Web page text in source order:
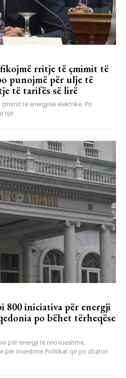
rritje të çmimit të
punojmë për ulje të
të tarifës së lirë
të energjisë elektrike. Po
800 iniciativa për energji
po bëhet tërheqëse
për energji të rinovueshme,
për investime Politikat që po zbaton